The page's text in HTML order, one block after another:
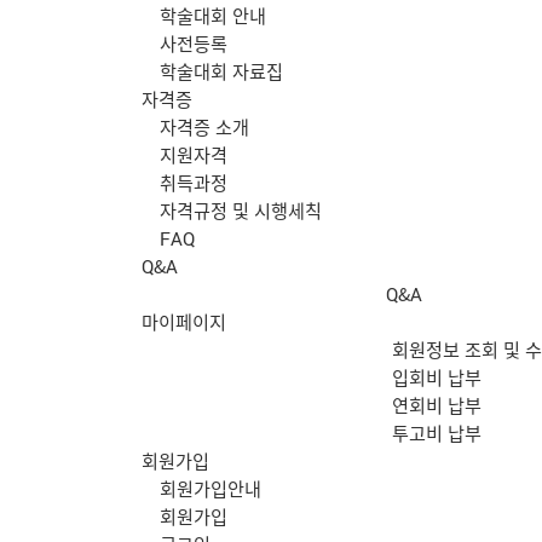
학술대회 안내
사전등록
학술대회 자료집
자격증
자격증 소개
지원자격
취득과정
자격규정 및 시행세칙
FAQ
Q&A
Q&A
마이페이지
회원정보 조회 및
입회비 납부
연회비 납부
투고비 납부
회원가입
회원가입안내
회원가입